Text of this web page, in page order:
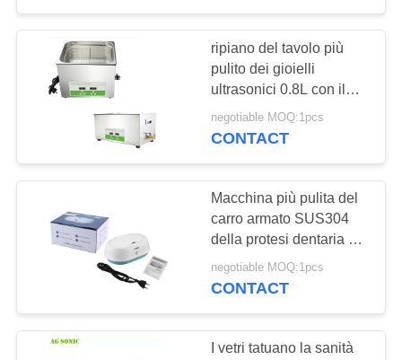
CIRCA
GIRO
FABBRICA
CONTROLLO
QUALITÀ
CONTATTICI
Pulitore ultrasonico
automobilistico
104
Pulitore ultrasonico
del motore
139
ripiano del tavolo più
pulito dei gioielli
ultrasonici 0.8L con il
generatore d'impulsi
regolabili
negotiable MOQ:1pcs
CONTACT
Macchina più pulita del
carro armato SUS304
della protesi dentaria dei
gioielli ultrasonici interni
del bagno 600ml
negotiable MOQ:1pcs
CONTACT
I vetri tatuano la sanità